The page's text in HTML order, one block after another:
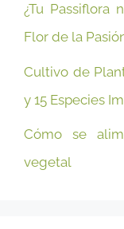
¿Tu Passiflora
Flor de la
Cultivo de
y 15 Especies
Cómo se
vegetal